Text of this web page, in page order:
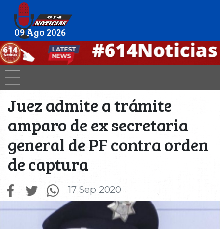
09 Ago 2026
Juez admite a trámite
amparo de ex secretaria
general de PF contra orden
de captura
17 Sep 2020